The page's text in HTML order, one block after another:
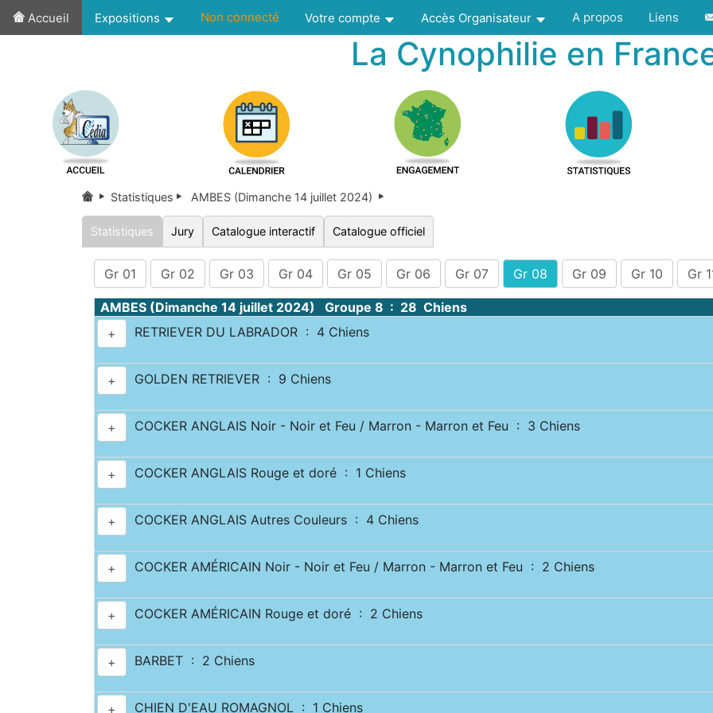
Accueil Expositions Non connecté Votre compte Accès Organisateur A propos Liens
La Cynophilie en
Statistiques AMBES (Dimanche 14 juillet 2024)
Statistiques Jury Catalogue interactif Catalogue officiel
Gr 01 Gr 02 Gr 03 Gr 04 Gr 05 Gr 06 Gr 07 Gr 08 Gr 09 Gr 10 Gr
AMBES (Dimanche 14 juillet 2024) Groupe 8 : 28 Chiens
+
RETRIEVER DU LABRADOR : 4 Chiens
+ GOLDEN RETRIEVER : 9 Chiens
+ COCKER ANGLAIS Noir - Noir et Feu / Marron - Marron et Feu : 3 Chiens
+ COCKER ANGLAIS Rouge et doré : 1 Chiens
+ COCKER ANGLAIS Autres Couleurs : 4 Chiens
+ COCKER AMÉRICAIN Noir - Noir et Feu / Marron - Marron et Feu : 2 Chiens
+ COCKER AMÉRICAIN Rouge et doré : 2 Chiens
+ BARBET : 2 Chiens
+ CHIEN D'EAU ROMAGNOL : 1 Chiens